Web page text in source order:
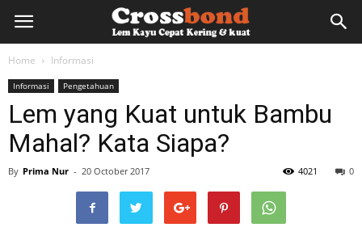
lemkayu.net
Home Informasi
Informasi Pengetahuan
Lem yang Kuat untuk Bambu
Mahal? Kata Siapa?
By Prima Nur - 20 October 2017 0
4021